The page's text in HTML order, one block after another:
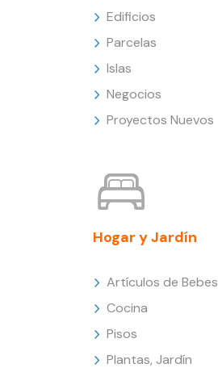
Edificios
Parcelas
Islas
Negocios
Proyectos Nuevos
Hogar y Jardín
Artículos de Bebes
Cocina
Pisos
Plantas, Jardín